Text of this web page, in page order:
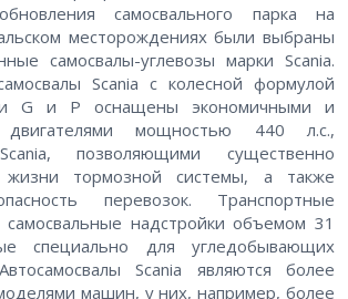
самосвального парка на
месторождениях были выбраны
самосвалы-углевозы марки Scania.
Scania с колесной формулой
G и P оснащены экономичными и
двигателями мощностью 440 л.с.,
позволяющими существенно
жизни тормозной системы, а также
перевозок. Транспортные
надстройки объемом 31
специально для угледобывающих
Scania являются более
машин, у них, например, более